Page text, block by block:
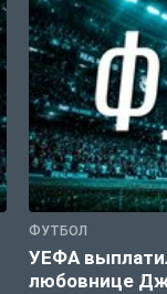
ФУТБОЛ
УЕФА
любовнице